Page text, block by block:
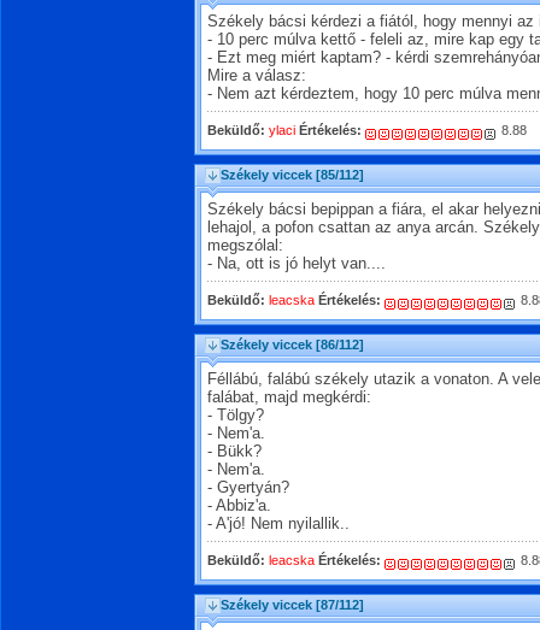
Székely bácsi kérdezi a fiától, hogy mennyi az
- 10 perc múlva kettő - feleli az, mire kap egy
- Ezt meg miért kaptam? - kérdi
Mire a válasz:
- Nem azt kérdeztem, hogy 10 perc múlva
Beküldő: ylaci Értékelés: 8.88
Székely viccek [85/112]
Székely bácsi bepippan a fiára, el akar
lehajol, a pofon csattan az anya arcán.
megszólal:
- Na, ott is jó helyt van....
Beküldő: leacska Értékelés:
Székely viccek [86/112]
Féllábú, falábú székely utazik a vonaton. A
falábat, majd megkérdi:
- Tölgy?
- Nem'a.
- Bükk?
- Nem'a.
- Gyertyán?
- Abbiz'a.
- A'jó! Nem nyilallik..
Beküldő: leacska Értékelés:
Székely viccek [87/112]